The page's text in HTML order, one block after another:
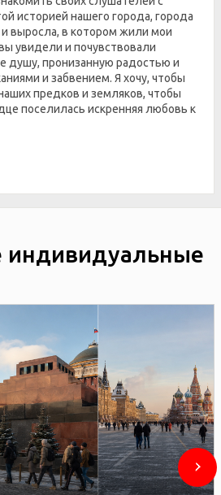
историей нашего города, города
выросла, в котором жили мои
увидели и почувствовали
душу, пронизанную радостью и
и забвением. Я хочу, чтобы
предков и земляков, чтобы
поселилась искренняя любовь к
индивидуальные